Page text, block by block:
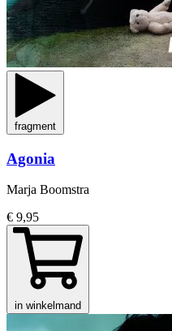
fragment
Agonia
Marja Boomstra
€ 9,95
in winkelmand